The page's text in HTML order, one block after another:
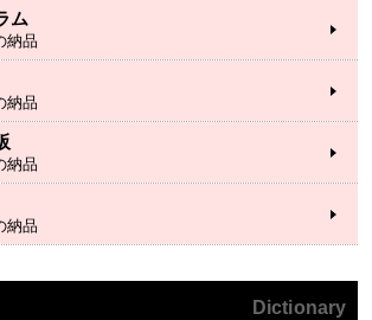
ム
納品
納品
納品
納品
Dictionary